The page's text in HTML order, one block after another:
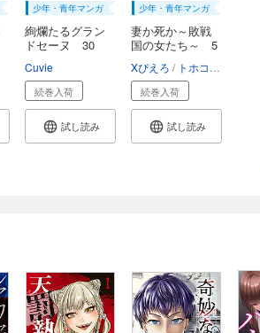
少年・青年マンガ
絢爛たるグラン
ドセーヌ 30
Cuvie
続巻入荷
試し読み
少年・青年マンガ
妻か死か～敗戦
国の女たち～ 5
Xぴえろ トホコウ
続巻入荷
試し読み